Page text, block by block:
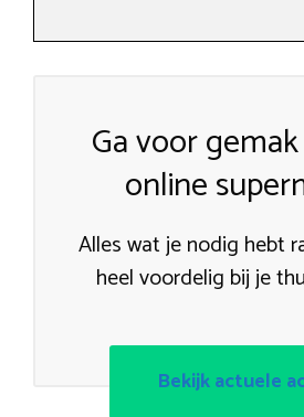
Ga voor
online
Alles wat je nodig hebt
heel voordelig bij je
Bekijk actuele